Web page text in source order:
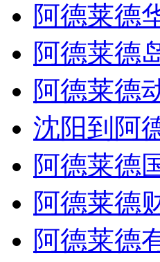
阿德莱德
阿德莱德
阿德莱德
沈阳到阿
阿德莱德
阿德莱德
阿德莱德